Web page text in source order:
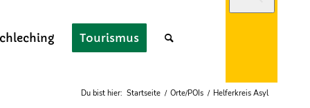
Tourismus
Du bist hier: Startseite / Orte/POIs / Helferkreis Asyl